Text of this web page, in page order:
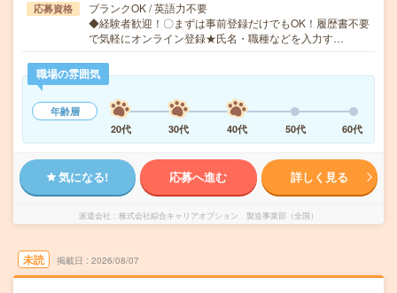
応募資格
ブランクOK / 英語力不要
◆経験者歓迎！〇まずは事前登録だけでもOK！履歴書不要
で気軽にオンライン登録★氏名・職種などを入力す…
職場の雰囲気
年齢層
20代
30代 40代 50代 60代
気になる! 応募へ進む 詳しく見る
派遣会社 株式会社綜合キャリアオプション 製造事業部（全国）
未読 掲載日 2026/08/07